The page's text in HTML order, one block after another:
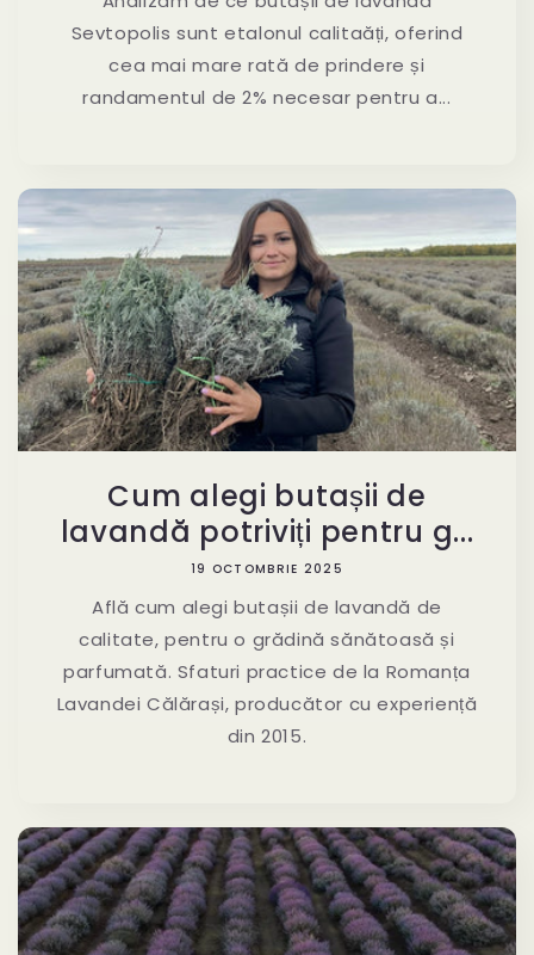
Sevtopolis sunt etalonul calitaăți, oferind
cea mai mare rată de prindere și
randamentul de 2% necesar pentru a...
Cum alegi butașii de
lavandă potriviți pentru g...
19 OCTOMBRIE 2025
Află cum alegi butașii de lavandă de
calitate, pentru o grădină sănătoasă și
parfumată. Sfaturi practice de la Romanța
Lavandei Călărași, producător cu experiență
din 2015.